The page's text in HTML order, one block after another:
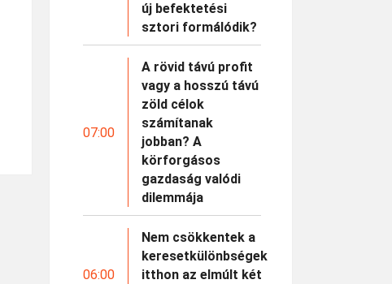
új befektetési
sztori formálódik?
07:00
A rövid távú profit
vagy a hosszú távú
zöld célok
számítanak
jobban? A
körforgásos
gazdaság valódi
dilemmája
06:00
Nem csökkentek a
keresetkülönbségek
itthon az elmúlt két